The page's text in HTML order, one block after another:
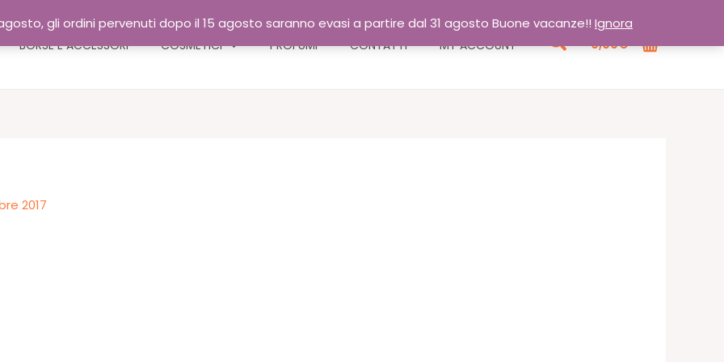
gli ordini pervenuti dopo il 15 agosto saranno evasi a partire dal 31 agosto Buone vacanze!! Ignora
BORSE E ACCESSORI COSMETICI PROFUMI CONTATTI MY ACCOUNT Cerca
0,00€
2017